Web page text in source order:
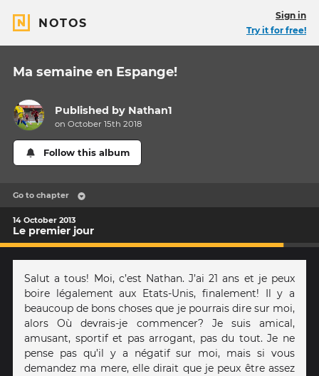
NOTOS
Sign in
Try it for free!
Ma semaine en Espange!
Published by Nathan1
on October 15th 2018
Follow this album
Go to chapter
14 October 2013
Le premier jour
Salut a tous! Moi, c’est Nathan. J’ai 21 ans et je peux
boire légalement aux Etats-Unis, finalement! Il y a
beaucoup de bons choses que je pourrais dire sur moi,
alors Où devrais-je commencer? Je suis amical,
amusant, sportif et pas arrogant, pas du tout. Je ne
pense pas qu’il y a négatif sur moi, mais si vous
demandez ma mere, elle dirait que je peux être assez